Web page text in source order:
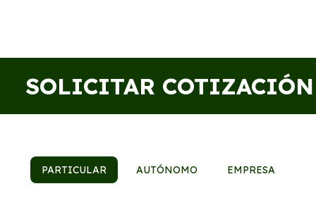
SOLICITAR COTIZACIÓN
PARTICULAR AUTÓNOMO EMPRESA